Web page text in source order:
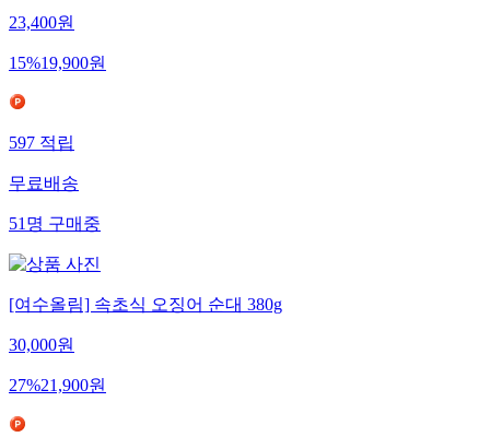
23,400원
15%19,900원
597적립
무료배송
51명구매중
[여수올림] 속초식 오징어 순대 380g
30,000원
27%21,900원